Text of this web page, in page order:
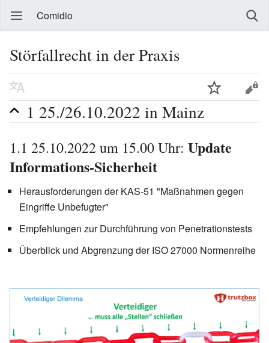
Comidio
Störfallrecht in der Praxis
1 25./26.10.2022 in Mainz
1.1 25.10.2022 um 15.00 Uhr: Update
Informations-Sicherheit
Herausforderungen der KAS-51 "Maßnahmen gegen
Eingriffe Unbefugter"
Empfehlungen zur Durchführung von Penetrationstests
Überblick und Abgrenzung der ISO 27000 Normenreihe